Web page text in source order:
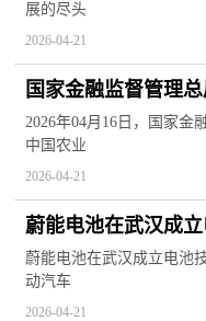
展的尽头
2026-04-21
国家金融监督管理
国农业银行股份有
2026年04月16日，国家金
中国农业
2026-04-21
蔚能电池在武汉成
看点
蔚能电池在武汉成立电池
动汽车
2026-04-21